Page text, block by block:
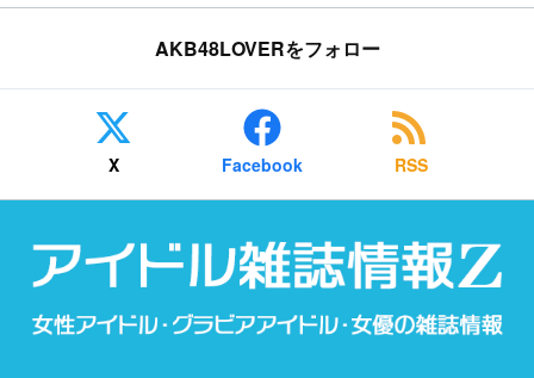
AKB48LOVERをフォロー
X Facebook RSS